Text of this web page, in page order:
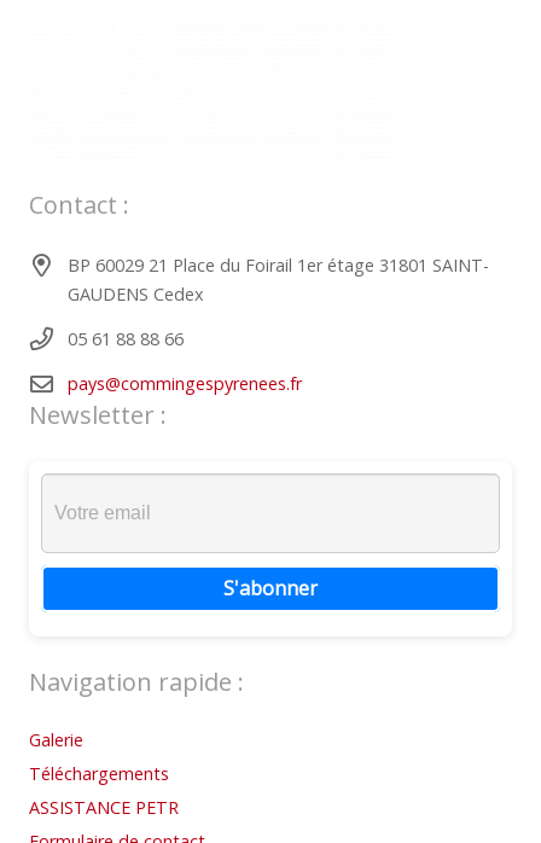
Contact :
BP 60029 21 Place du Foirail 1er étage 31801 SAINT-
GAUDENS Cedex
05 61 88 88 66
pays@commingespyrenees.fr
Newsletter :
S'abonner
Navigation rapide :
Galerie
Téléchargements
ASSISTANCE PETR